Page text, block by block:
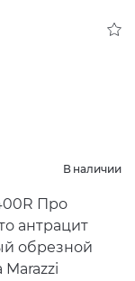
В наличии
Про
антрацит
обрезной
Marazzi